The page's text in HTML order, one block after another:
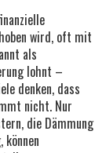
wird, oft mit
als
lohnt –
denken, dass
nicht. Nur
die Dämmung
können